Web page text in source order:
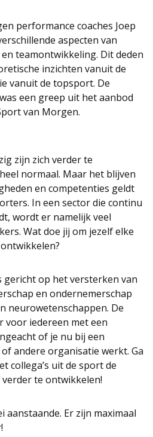
performance coaches Joep
aspecten van
teamontwikkeling. Dit deden
inzichten vanuit de
vanuit de topsport. De
een greep uit het aanbod
van Morgen.
zijn zich verder te
normaal. Maar het blijven
en competenties geldt
In een sector die continu
wordt er namelijk veel
Wat doe jij om jezelf elke
gericht op het versterken van
en ondernemerschap
neurowetenschappen. De
voor iedereen met een
of je nu bij een
andere organisatie werkt. Ga
collega’s uit de sport de
te ontwikkelen!
aanstaande. Er zijn maximaal
Presteren